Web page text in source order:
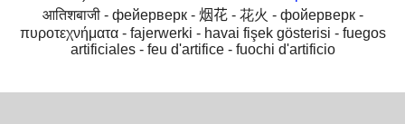
आतिशबाजी - фейерверк - 烟花 - 花火 - фойерверк -
πυροτεχνήματα - fajerwerki - havai fişek gösterisi - fuegos
artificiales - feu d'artifice - fuochi d'artificio